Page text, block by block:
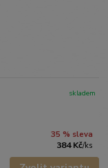
35 % sleva
384 Kč/ks
skladem